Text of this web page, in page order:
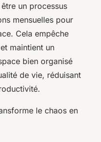
un processus
mensuelles pour
Cela empêche
maintient un
bien organisé
de vie, réduisant
le chaos en